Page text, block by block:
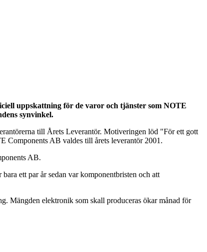
uppskattning för de varor och tjänster som NOTE
synvinkel.
till Årets Leverantör. Motiveringen löd "För ett gott
Components AB valdes till årets leverantör 2001.
AB.
ett par år sedan var komponentbristen och att
Mängden elektronik som skall produceras ökar månad för